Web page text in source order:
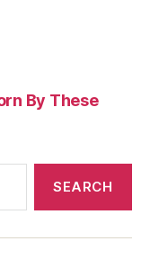
By These